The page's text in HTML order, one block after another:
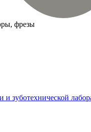
фрезы
зуботехнической